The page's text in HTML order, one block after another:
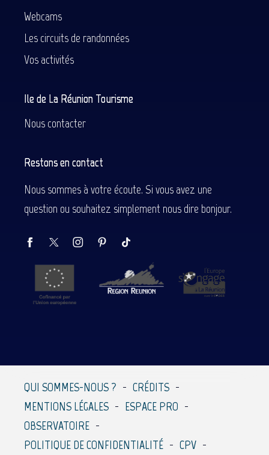
Webcams
Les circuits de randonnées
Vos activités
Ile de La Réunion Tourisme
Nous contacter
Restons en contact
Nous sommes à votre écoute. Si vous avez une
question ou souhaitez simplement nous dire bonjour.
QUI SOMMES-NOUS ?
CRÉDITS
MENTIONS LÉGALES
ESPACE PRO
OBSERVATOIRE
POLITIQUE DE CONFIDENTIALITÉ
CPV